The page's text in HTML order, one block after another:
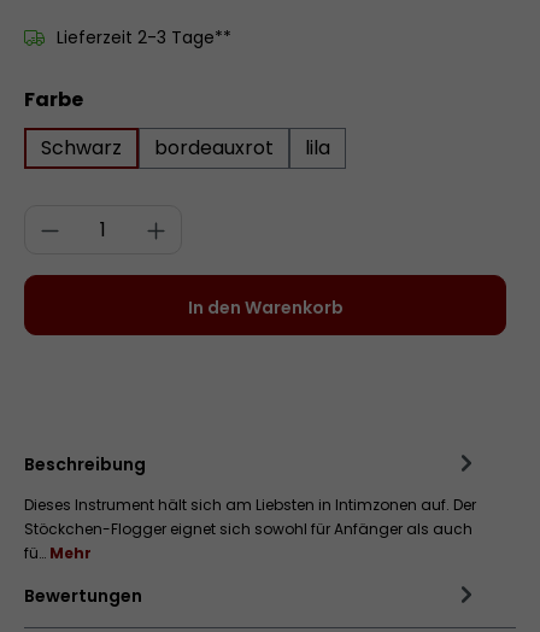
Lieferzeit 2-3 Tage**
Farbeauswählen
Schwarz
bordeauxrot lila
Produkt Anzahl: Gib den
In den Warenkorb
Beschreibung
Dieses Instrument hält sich am Liebsten in Intimzonen auf. Der
Stöckchen-Flogger eignet sich sowohl für Anfänger als auch
fü… Mehr
Bewertungen